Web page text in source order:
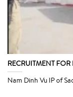
RECRUITMENT FOR
Nam Dinh Vu IP of